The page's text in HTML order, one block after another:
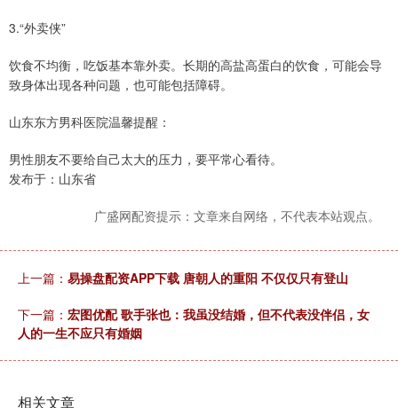
3.“外卖侠”
饮食不均衡，吃饭基本靠外卖。长期的高盐高蛋白的饮食，可能会导
致身体出现各种问题，也可能包括障碍。
山东东方男科医院温馨提醒：
男性朋友不要给自己太大的压力，要平常心看待。
发布于：山东省
广盛网配资提示：文章来自网络，不代表本站观点。
上一篇： 易操盘配资APP下载 唐朝人的重阳 不仅仅只有登山
下一篇： 宏图优配 歌手张也：我虽没结婚，但不代表没伴侣，女
人的一生不应只有婚姻
相关文章